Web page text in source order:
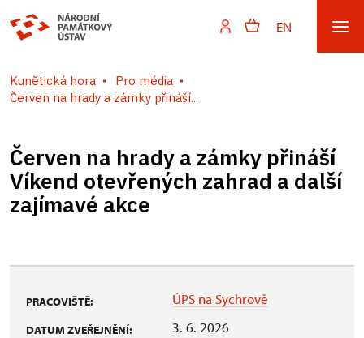
EN
Kunětická hora
Pro média
Červen na hrady a zámky přináší...
Červen na hrady a zámky přináší
Víkend otevřených zahrad a další
zajímavé akce
PRACOVIŠTĚ: ÚPS na Sychrově
DATUM ZVEŘEJNĚNÍ: 3. 6. 2026